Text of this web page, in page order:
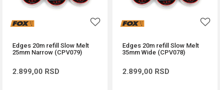
Edges 20m refill Slow Melt
25mm Narrow (CPV079)
2.899,00 RSD
Edges 20m refill Slow Melt
35mm Wide (CPV078)
2.899,00 RSD